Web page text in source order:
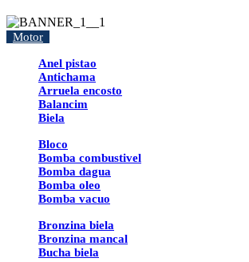
Motor
Anel pistao
Antichama
Arruela encosto
Balancim
Biela
Bloco
Bomba combustivel
Bomba dagua
Bomba oleo
Bomba vacuo
Bronzina biela
Bronzina mancal
Bucha biela